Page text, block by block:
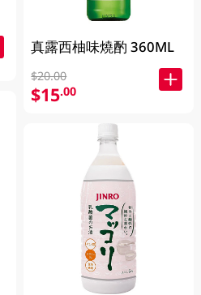
真露西柚味燒酌 360ML
$20.00
$15.00